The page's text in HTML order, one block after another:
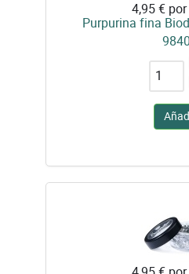
4,95 €
Purpurina fina